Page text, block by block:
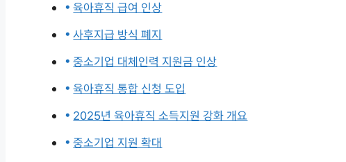
육아휴직 급여 인상
사후지급 방식 폐지
중소기업 대체인력 지원금 인상
육아휴직 통합 신청 도입
2025년 육아휴직 소득지원 강화 개요
중소기업 지원 확대